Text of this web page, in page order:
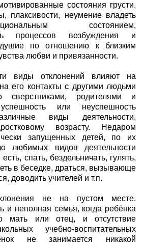
состояния грусти,
плаксивости, неумение владеть
состоянием,
процессов возбуждения и
по отношению к близким
любви и привязанности.
виды отклонений влияют на
его контакты с другими людьми
родителями и
или неуспешность
виды деятельности,
возрасту. Недаром
запущенных детей, по их
любимых видов деятельности
спать, бездельничать, гулять,
в беседке, драться, вызывающе
доводить учителей и т.п.
не на пустом месте.
и неполная семья, когда ребёнка
мать или отец, и отсутствие
учебно-воспитательных
не занимается никакой